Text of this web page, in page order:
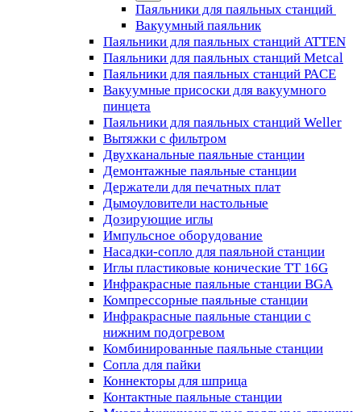
Паяльники для паяльных станций
Вакуумный паяльник
Паяльники для паяльных станций ATTEN
Паяльники для паяльных станций Metcal
Паяльники для паяльных станций PACE
Вакуумные присоски для вакуумного
пинцета
Паяльники для паяльных станций Weller
Вытяжки с фильтром
Двухканальные паяльные станции
Демонтажные паяльные станции
Держатели для печатных плат
Дымоуловители настольные
Дозирующие иглы
Импульсное оборудование
Насадки-сопло для паяльной станции
Иглы пластиковые конические TT 16G
Инфракрасные паяльные станции BGA
Компрессорные паяльные станции
Инфракрасные паяльные станции с
нижним подогревом
Комбинированные паяльные станции
Сопла для пайки
Коннекторы для шприца
Контактные паяльные станции